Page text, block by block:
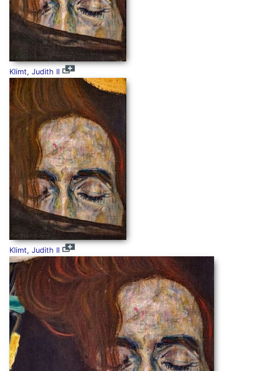
Klimt, Judith II
Klimt, Judith II